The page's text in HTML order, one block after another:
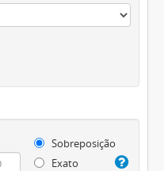
Sobreposição
Exato